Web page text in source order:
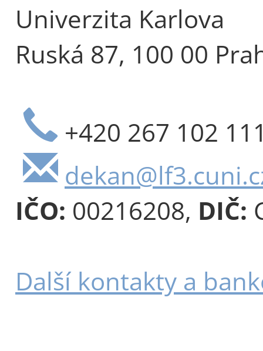
Univerzita Karlova
Ruská 87, 100 00
+420 267 102
IČO: 00216208, DIČ:
Další kontakty a